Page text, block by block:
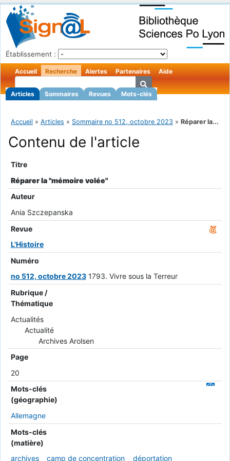
Établissement :
Accueil Recherche
Articles Sommaires Revues Mots-clés
Alertes Partenaires Aide
Accueil » Articles » Sommaire no 512, octobre 2023 » Réparer la...
Contenu de l'article
Titre
Réparer la "mémoire volée"
Auteur
Ania Szczepanska
Revue
L'Histoire
Numéro
no 512, octobre 2023 1793. Vivre sous la Terreur
Rubrique /
Thématique
Actualités
Actualité
Archives Arolsen
Page
20
Mots-clés
(géographie)
Allemagne
Mots-clés
(matière)
archives
camp de concentration déportation